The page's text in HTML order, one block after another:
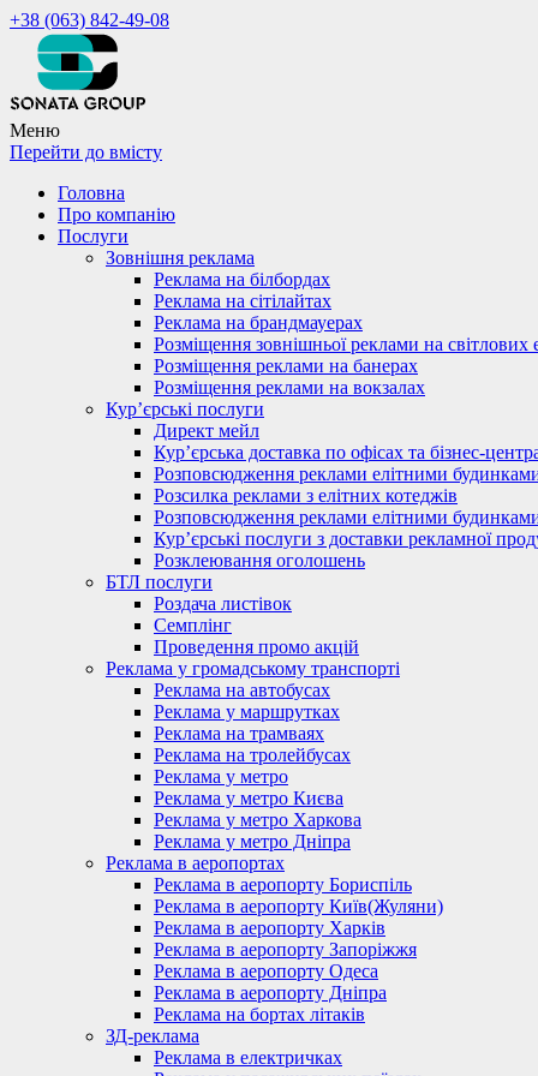
+38 (063) 842-49-08
Меню
Перейти до вмісту
Головна
Про компанію
Послуги
Зовнішня реклама
Реклама на білбордах
Реклама на сітілайтах
Реклама на брандмауерах
Розміщення зовнішньої реклами на світлових
Розміщення реклами на банерах
Розміщення реклами на вокзалах
Кур’єрські послуги
Директ мейл
Кур’єрська доставка по офісах та бізнес-
Розповсюдження реклами елітними
Розсилка реклами з елітних котеджів
Розповсюдження реклами елітними
Кур’єрські послуги з доставки рекламної
Розклеювання оголошень
БТЛ послуги
Роздача листівок
Семплінг
Проведення промо акцій
Реклама у громадському транспорті
Реклама на автобусах
Реклама у маршрутках
Реклама на трамваях
Реклама на тролейбусах
Реклама у метро
Реклама у метро Києва
Реклама у метро Харкова
Реклама у метро Дніпра
Реклама в аеропортах
Реклама в аеропорту Бориспіль
Реклама в аеропорту Київ(Жуляни)
Реклама в аеропорту Харків
Реклама в аеропорту Запоріжжя
Реклама в аеропорту Одеса
Реклама в аеропорту Дніпра
Реклама на бортах літаків
ЗД-реклама
Реклама в електричках